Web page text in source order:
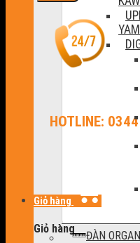
HOTLINE:
Giỏ hàng
Giỏ hàng
ĐÀN ORGAN